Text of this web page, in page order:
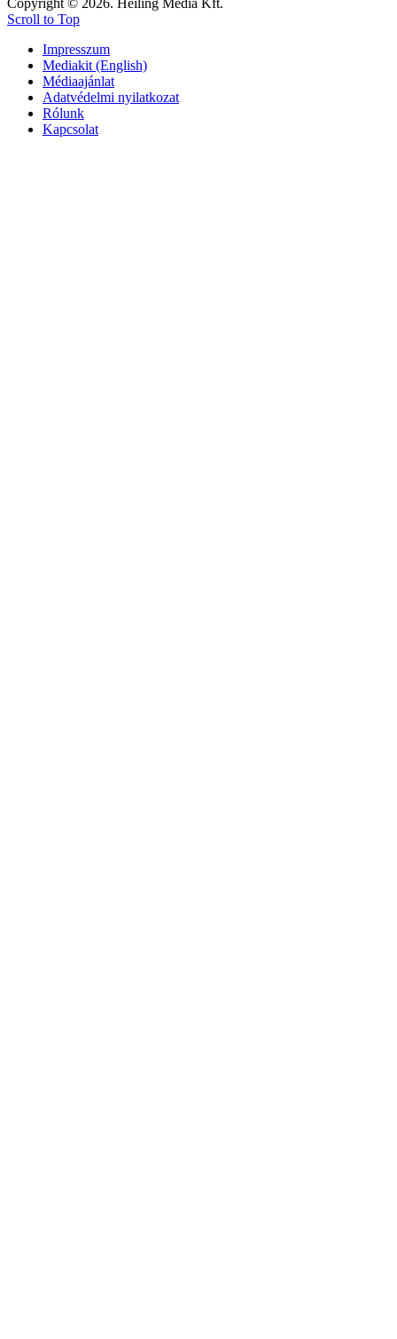
Scroll to Top
Impresszum
Mediakit (English)
Médiaajánlat
Adatvédelmi nyilatkozat
Rólunk
Kapcsolat